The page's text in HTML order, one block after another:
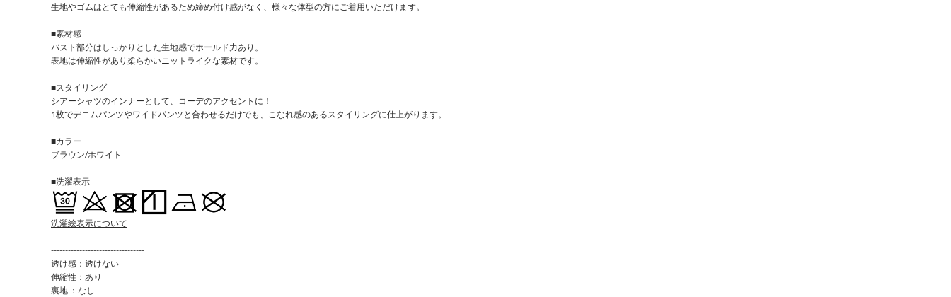
生地やゴムはとても伸縮性があるため締め付け感がなく、様々な体型の方にご着用いただけます。
■素材感
バスト部分はしっかりとした生地感でホールド力あり。
表地は伸縮性があり柔らかいニットライクな素材です。
■スタイリング
シアーシャツのインナーとして、コーデのアクセントに！
1枚でデニムパンツやワイドパンツと合わせるだけでも、こなれ感のあるスタイリングに仕上がります。
■カラー
ブラウン/ホワイト
■洗濯表示
洗濯絵表示について
---------------------------------
透け感：透けない
伸縮性：あり
裏地 ：なし